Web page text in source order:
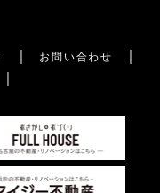
お問い合わせ